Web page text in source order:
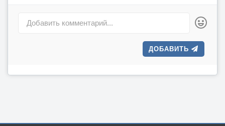
Добавить комментарий...
ДОБАВИТЬ